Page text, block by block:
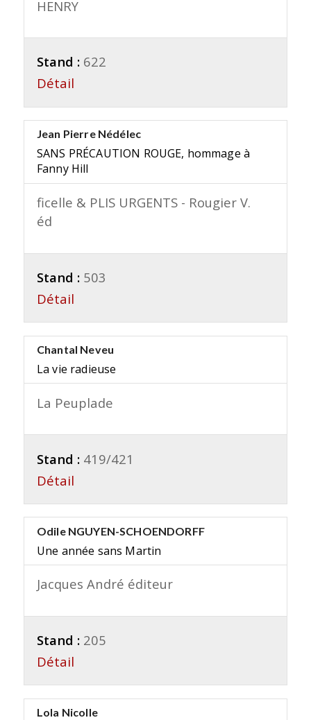
HENRY
Stand : 622
Détail
Jean Pierre Nédélec
SANS PRÉCAUTION ROUGE, hommage à
Fanny Hill
ficelle & PLIS URGENTS - Rougier V.
éd
Stand : 503
Détail
Chantal Neveu
La vie radieuse
La Peuplade
Stand : 419/421
Détail
Odile NGUYEN-SCHOENDORFF
Une année sans Martin
Jacques André éditeur
Stand : 205
Détail
Lola Nicolle